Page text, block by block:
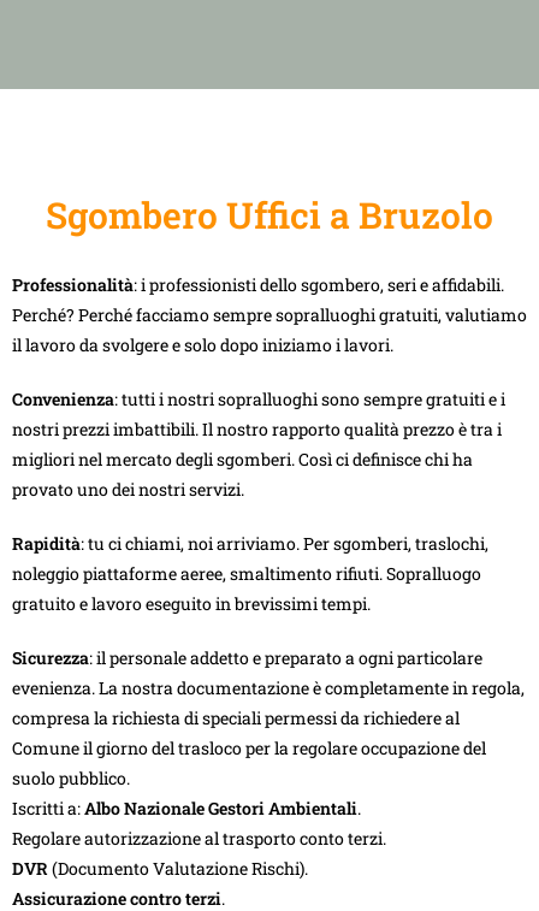
Sgombero Uffici a Bruzolo
Professionalità: i professionisti dello sgombero, seri e affidabili.
Perché? Perché facciamo sempre sopralluoghi gratuiti, valutiamo
il lavoro da svolgere e solo dopo iniziamo i lavori.
Convenienza: tutti i nostri sopralluoghi sono sempre gratuiti e i
nostri prezzi imbattibili. Il nostro rapporto qualità prezzo è tra i
migliori nel mercato degli sgomberi. Così ci definisce chi ha
provato uno dei nostri servizi.
Rapidità: tu ci chiami, noi arriviamo. Per sgomberi, traslochi,
noleggio piattaforme aeree, smaltimento rifiuti. Sopralluogo
gratuito e lavoro eseguito in brevissimi tempi.
Sicurezza: il personale addetto e preparato a ogni particolare
evenienza. La nostra documentazione è completamente in regola,
compresa la richiesta di speciali permessi da richiedere al
Comune il giorno del trasloco per la regolare occupazione del
suolo pubblico.
Iscritti a:Albo Nazionale Gestori Ambientali.
Regolare autorizzazione al trasporto conto terzi.
DVR (Documento Valutazione Rischi).
Assicurazione contro terzi.